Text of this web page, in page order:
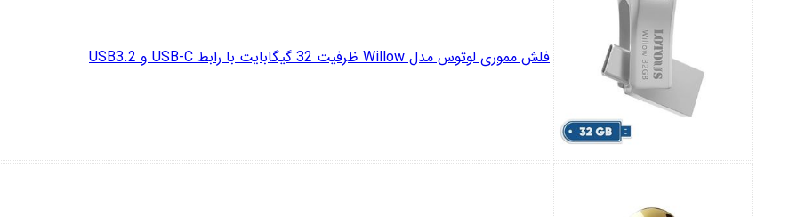
فلش مموری لوتوس مدل Willow ظرفیت 32 گیگابایت با رابط USB-C و USB3.2